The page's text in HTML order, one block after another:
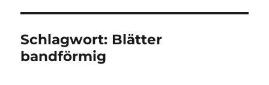
Schlagwort: Blätter
bandförmig